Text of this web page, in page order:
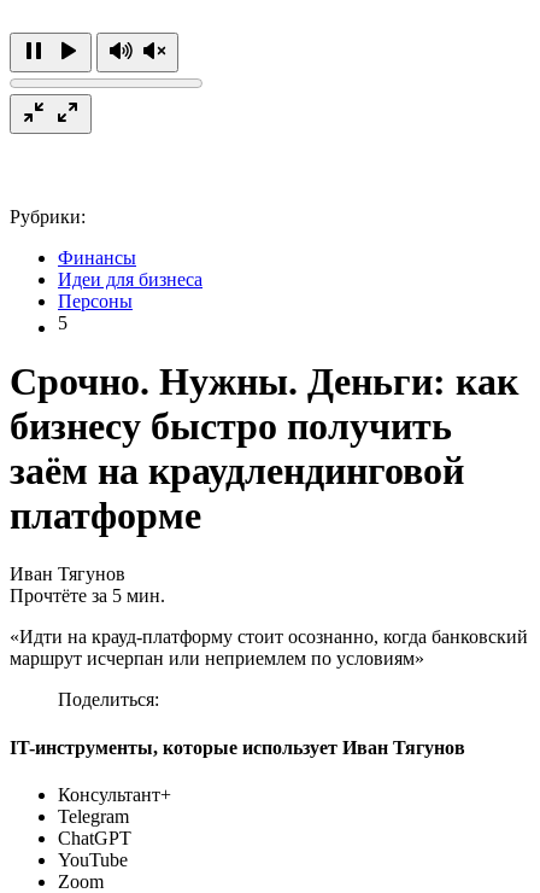
Рубрики:
Финансы
Идеи для бизнеса
Персоны
5
Срочно. Нужны. Деньги: как
бизнесу быстро получить
заём на краудлендинговой
платформе
Иван Тягунов
Прочтёте за 5 мин.
«Идти на крауд-платформу стоит осознанно, когда банковский
маршрут исчерпан или неприемлем по условиям»
Поделиться:
IT-инструменты, которые использует Иван Тягунов
Консультант+
Telegram
ChatGPT
YouTube
Zoom